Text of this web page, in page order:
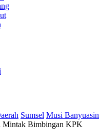
Sumsel Musi Banyuasin
Mintak Bimbingan KPK